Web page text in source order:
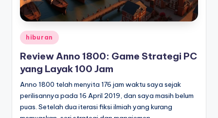
Posted
in
hiburan
Review Anno 1800: Game Strategi PC
yang Layak 100 Jam
Anno 1800 telah menyita 176 jam waktu saya sejak
perilisannya pada 16 April 2019, dan saya masih belum
puas. Setelah dua iterasi fiksi ilmiah yang kurang